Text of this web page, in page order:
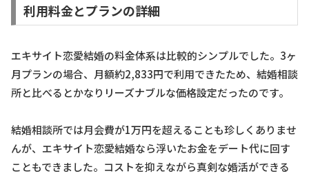
利用料金とプランの詳細
エキサイト恋愛結婚の料金体系は比較的シンプルでした。3ヶ
月プランの場合、月額約2,833円で利用できたため、結婚相談
所と比べるとかなりリーズナブルな価格設定だったのです。
結婚相談所では月会費が1万円を超えることも珍しくありませ
んが、エキサイト恋愛結婚なら浮いたお金をデート代に回す
こともできました。コストを抑えながら真剣な婚活ができる